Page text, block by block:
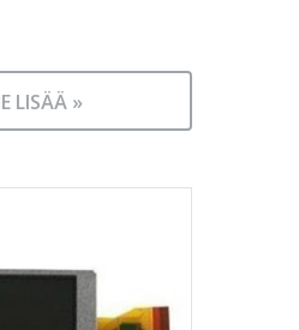
LISÄÄ »